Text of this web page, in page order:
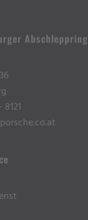
Abschleppring